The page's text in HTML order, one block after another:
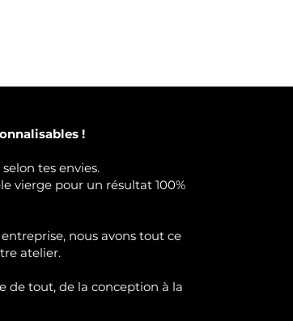
!
tes envies.
vierge pour un résultat 100%
nous avons tout ce
atelier.
de tout, de la conception à la